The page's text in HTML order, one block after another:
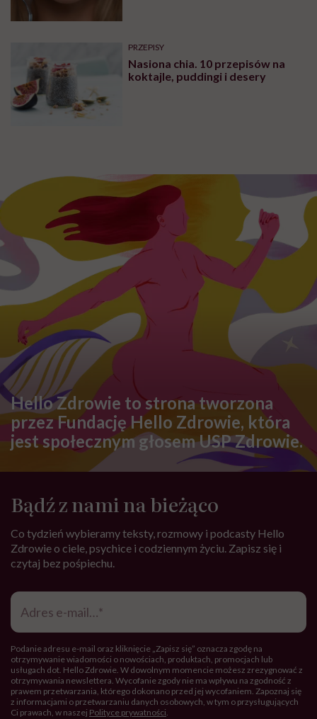
PRZEPISY
Nasiona chia. 10 przepisów na
koktajle, puddingi i desery
Hello Zdrowie to strona tworzona
przez Fundację Hello Zdrowie, która
jest społecznym głosem USP Zdrowie.
Bądź z nami na bieżąco
Co tydzień wybieramy teksty, rozmowy i podcasty Hello
Zdrowie o ciele, psychice i codziennym życiu. Zapisz się i
czytaj bez pośpiechu.
Adres
mail*
Podanie adresu e-mail oraz kliknięcie „Zapisz się” oznacza zgodę na
otrzymywanie wiadomości o nowościach, produktach, promocjach lub
usługach dot. Hello Zdrowie. W dowolnym momencie możesz zrezygnować z
otrzymywania newslettera. Wycofanie zgody nie ma wpływu na zgodność z
prawem przetwarzania, którego dokonano przed jej wycofaniem. Zapoznaj się
z informacjami o przetwarzaniu danych osobowych, w tym o przysługujących
Ci prawach, w naszej Polityce prywatności.